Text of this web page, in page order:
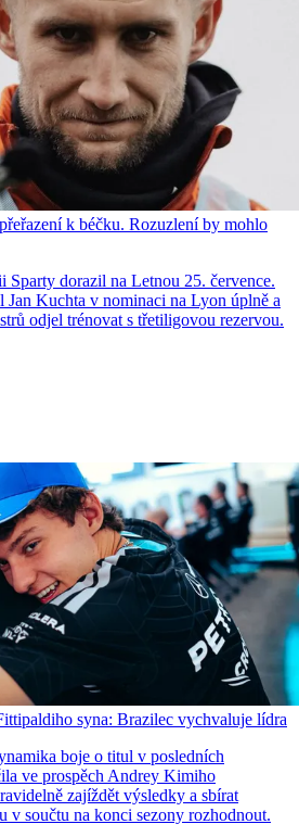
k béčku. Rozuzlení by mohlo
dorazil na Letnou 25. července.
Jan Kuchta v nominaci na Lyon úplně a
odjel trénovat s třetiligovou rezervou.
syna: Brazilec vychvaluje lídra
boje o titul v posledních
ve prospěch Andrey Kimiho
zajíždět výsledky a sbírat
v součtu na konci sezony rozhodnout.